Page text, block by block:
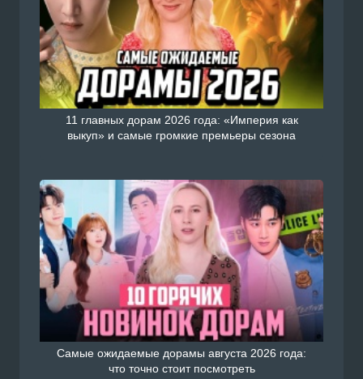
11 главных дорам 2026 года: «Империя как
выкуп» и самые громкие премьеры сезона
Самые ожидаемые дорамы августа 2026 года:
что точно стоит посмотреть